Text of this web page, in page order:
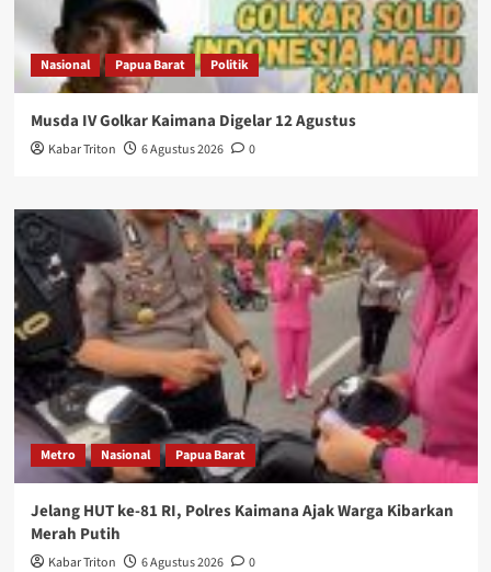
Nasional Papua Barat Politik
Musda IV Golkar Kaimana Digelar 12 Agustus
Kabar Triton 6 Agustus 2026 0
Metro Nasional Papua Barat
Jelang HUT ke-81 RI, Polres Kaimana Ajak Warga Kibarkan
Merah Putih
Kabar Triton 6 Agustus 2026 0